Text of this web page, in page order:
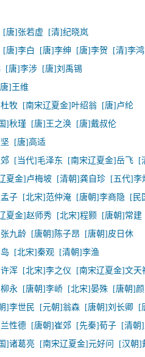
[唐]张若虚
[清]纪晓岚
[唐]李白 [唐]李绅 [唐]李贺
[清]李
[唐]李涉
[唐]刘禹锡
]王维
牧 [南宋辽夏金]叶绍翁
[唐]卢纶
]秋瑾 [唐]王之涣
[唐]戴叔伦
[唐]高适
[当代]毛泽东 [南宋辽夏金]岳飞
[
夏金]卢梅坡 [清朝]龚自珍
[五代]李
子 [北宋]范仲淹 [唐朝]李商隐
[民
夏金]赵师秀 [北宋]程颢
[唐朝]常建
九龄 [唐朝]陈子昂
[唐朝]皮日休
[北宋]秦观
[清朝]李渔
浑 [北宋]李之仪
[南宋辽夏金]文天
永 [唐朝]李峤 [北宋]晏殊
[唐朝]
]李世民 [元朝]翁森 [唐朝]刘长卿
[
性德 [唐朝]崔郊 [先秦]荀子
[清朝
]诸葛亮 [南宋辽夏金]元好问
[汉朝]